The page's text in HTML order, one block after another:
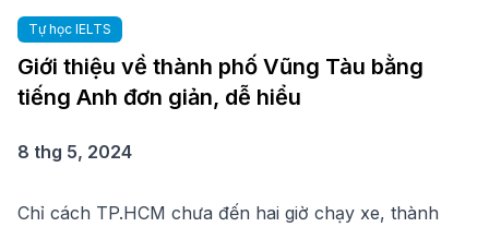
Tự học IELTS
Giới thiệu về thành phố Vũng Tàu bằng
tiếng Anh đơn giản, dễ hiểu
8 thg 5, 2024
Chỉ cách TP.HCM chưa đến hai giờ chạy xe, thành